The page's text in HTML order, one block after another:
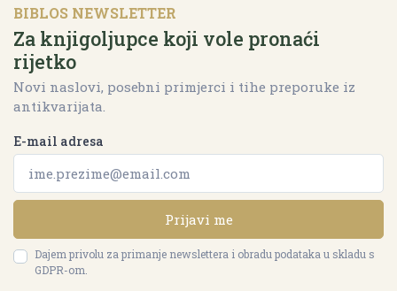
BIBLOS NEWSLETTER
Za knjigoljupce koji vole pronaći
rijetko
Novi naslovi, posebni primjerci i tihe preporuke iz
antikvarijata.
E-mail adresa
Prijavi me
Dajem privolu za primanje newslettera i obradu podataka u skladu s
GDPR-om.